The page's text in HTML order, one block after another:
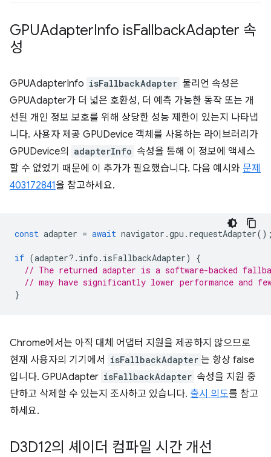
GPUAdapterInfo isFallbackAdapter 속
성
GPUAdapterInfo isFallbackAdapter 불리언 속성은
GPUAdapter가 더 넓은 호환성, 더 예측 가능한 동작 또는 개
선된 개인 정보 보호를 위해 상당한 성능 제한이 있는지 나타냅
니다. 사용자 제공 GPUDevice 객체를 사용하는 라이브러리가
GPUDevice의
adapterInfo 속성을 통해 이 정보에 액세스
할 수 없었기 때문에 이 추가가 필요했습니다. 다음 예시와 문제
403172841을 참고하세요.
const adapter = await navigator .gpu . requestAdapter
if (adapter? . info . isFallbackAdapter)
{
// The returned adapter is a software-backed
// may have significantly lower performance and
}
Chrome에서는 아직 대체 어댑터 지원을 제공하지 않으므로
현재 사용자의 기기에서
isFallbackAdapter 는 항상 false
입니다. GPUAdapter isFallbackAdapter 속성을 지원 중
단하고 삭제할 수 있는지 조사하고 있습니다. 출시 의도를 참고
하세요.
D3D12의 셰이더 컴파일 시간 개선